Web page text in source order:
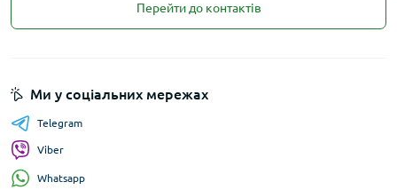
Перейти до контактів
Ми у соціальних мережах
Telegram
Viber
Whatsapp